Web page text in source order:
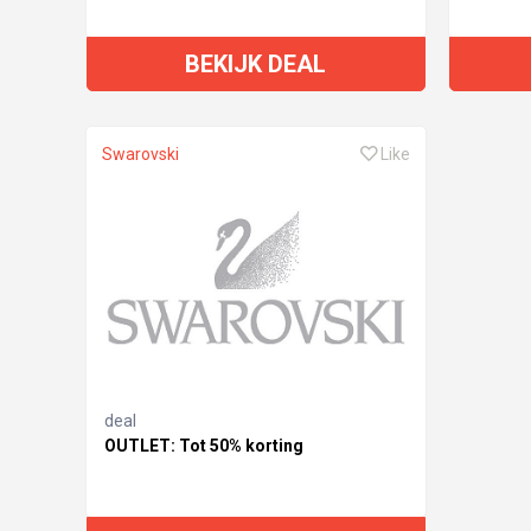
BEKIJK DEAL
Swarovski Like
deal
OUTLET: Tot 50% korting